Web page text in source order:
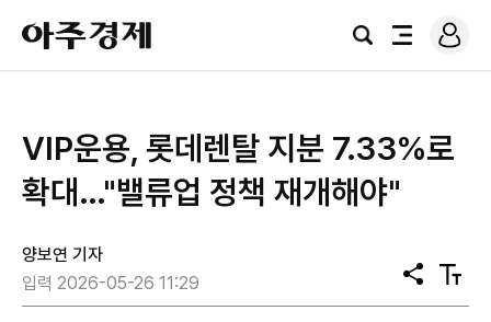
아
주
경
검
전
로
그
VIP운용, 롯데렌탈 지분 7.33%로
확대…"밸류업 정책 재개해야"
양보연 기자
입력 2026-05-26 11:29
공
유
텍
스